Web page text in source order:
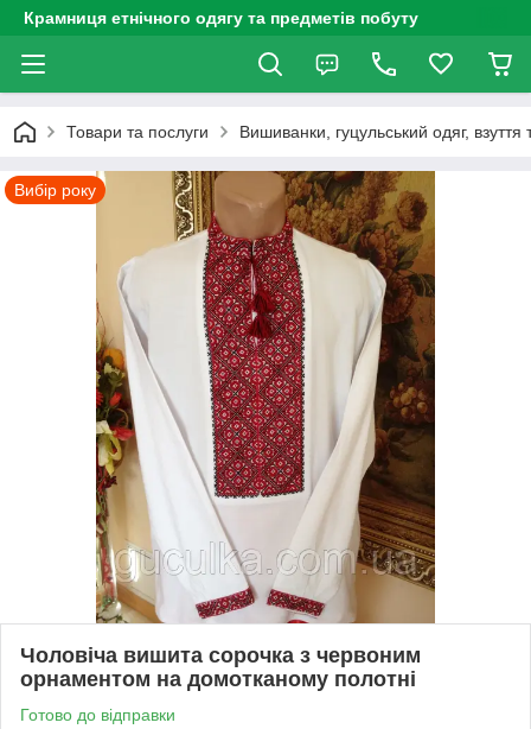
Крамниця етнічного одягу та предметів побуту
Товари та послуги Вишиванки, гуцульський одяг, взуття
Вибір року
Чоловіча вишита сорочка з червоним
орнаментом на домотканому полотні
Готово до відправки